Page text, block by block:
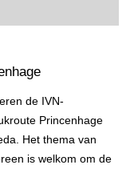
de IVN-
Princenhage
Het thema van
is welkom om de